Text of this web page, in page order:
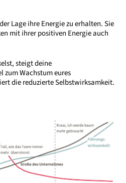
Lage ihre Energie zu erhalten. Sie
mit ihrer positiven Energie auch
steigt deine
zum Wachstum eures
die reduzierte Selbstwirksamkeit.